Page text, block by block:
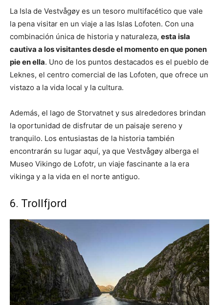
La Isla de Vestvågøy es un tesoro multifacético que vale
la pena visitar en un viaje a las Islas Lofoten. Con una
combinación única de historia y naturaleza, esta isla
cautiva a los visitantes desde el momento en que ponen
pie en ella. Uno de los puntos destacados es el pueblo de
Leknes, el centro comercial de las Lofoten, que ofrece un
vistazo a la vida local y la cultura.
Además, el lago de Storvatnet y sus alrededores brindan
la oportunidad de disfrutar de un paisaje sereno y
tranquilo. Los entusiastas de la historia también
encontrarán su lugar aquí, ya que Vestvågøy alberga el
Museo Vikingo de Lofotr, un viaje fascinante a la era
vikinga y a la vida en el norte antiguo.
6. Trollfjord